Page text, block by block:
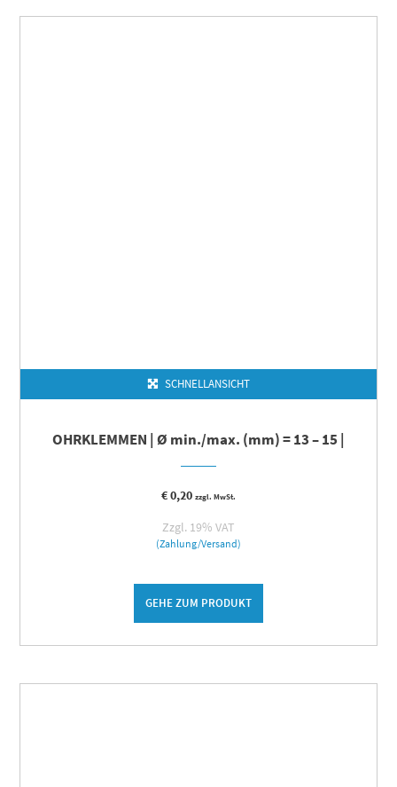
SCHNELLANSICHT
OHRKLEMMEN | Ø min./max. (mm) = 13 – 15 |
€0,20 zzgl. MwSt.
Zzgl. 19% VAT
(Zahlung/Versand)
GEHE ZUM PRODUKT